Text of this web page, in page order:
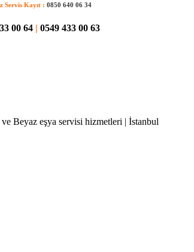
Servis Kayıt : 0850 640 06 34
00 64 0549 433 00 63
ve Beyaz eşya servisi hizmetleri | İstanbul